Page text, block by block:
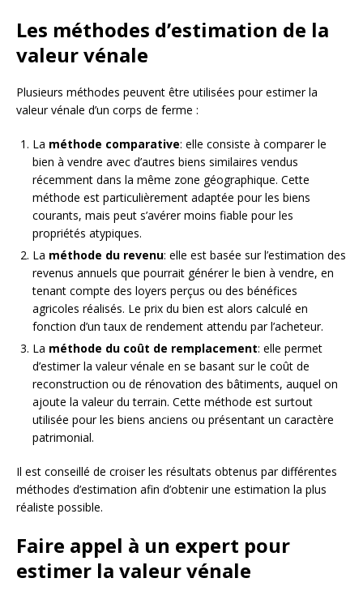
Les méthodes d’estimation de la
valeur vénale
Plusieurs méthodes peuvent être utilisées pour estimer la
valeur vénale d’un corps de ferme :
La méthode comparative: elle consiste à comparer le
bien à vendre avec d’autres biens similaires vendus
récemment dans la même zone géographique. Cette
méthode est particulièrement adaptée pour les biens
courants, mais peut s’avérer moins fiable pour les
propriétés atypiques.
La méthode du revenu: elle est basée sur l’estimation des
revenus annuels que pourrait générer le bien à vendre, en
tenant compte des loyers perçus ou des bénéfices
agricoles réalisés. Le prix du bien est alors calculé en
fonction d’un taux de rendement attendu par l’acheteur.
La méthode du coût de remplacement: elle permet
d’estimer la valeur vénale en se basant sur le coût de
reconstruction ou de rénovation des bâtiments, auquel on
ajoute la valeur du terrain. Cette méthode est surtout
utilisée pour les biens anciens ou présentant un caractère
patrimonial.
Il est conseillé de croiser les résultats obtenus par différentes
méthodes d’estimation afin d’obtenir une estimation la plus
réaliste possible.
Faire appel à un expert pour
estimer la valeur vénale